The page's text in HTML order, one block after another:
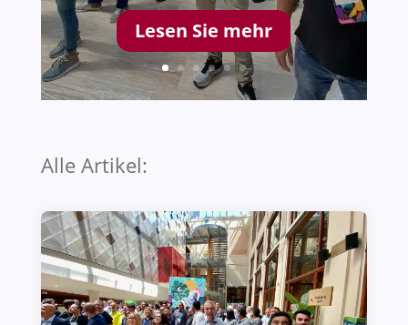
Lesen Sie mehr
Alle Artikel: